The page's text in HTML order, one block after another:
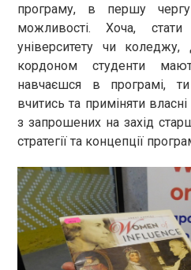
програму, в першу
можливості. Хоча, стати
університету чи
кордоном студенти
навчаєшся в програмі,
вчитись та приміняти
з запрошених на захід
стратегії та концепції